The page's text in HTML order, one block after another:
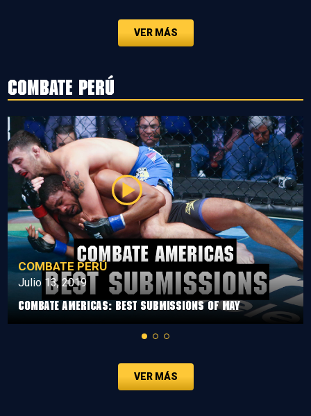
VER MÁS
Combate Perú
COMBATE PERÚ
Julio 13, 2019
Combate Americas: Best Submissions Of May
VER MÁS